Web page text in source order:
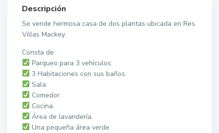
Descripción
Se vende hermosa casa de dos plantas ubicada en Res.
Villas Mackey.
Consta de:
Parqueo para 3 vehículos.
3 Habitaciones con sus baños.
Sala.
Comedor.
Cocina.
Área de lavandería.
Una pequeña área verde